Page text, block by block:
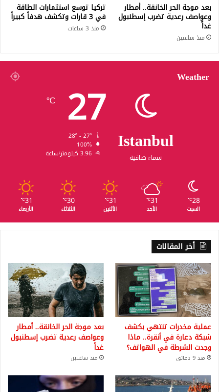
بعد موجة الحر الخانقة.. أمطار
وعواصف رعدية تضرب إسطنبول
غداً
منذ ساعتين
تركيا توسع استثمارات الطاقة
في 3 قارات وتكشف هدفاً كبيراً
منذ 3 ساعات
Weather
Istanbul
سماء صافية
27
℃
100%
3.96 كيلومتر/ساعة
28
℃
السبت
31
℃
الأحد
31
℃
الأثنين
30
℃
الثلاثاء
31
℃
الأربعاء
أخر المقالات
عملية مخدرات تنتهي بكشف
شبكة دعارة في أنقرة.. ماذا
وجدت الشرطة في الهواتف؟
منذ 9 دقائق
بعد موجة الحر الخانقة.. أمطار
وعواصف رعدية تضرب إسطنبول
غداً
منذ ساعتين